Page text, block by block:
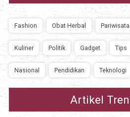
Fashion Obat Herbal Pariwisata
Kuliner Politik Gadget Tips
Nasional Pendidikan Teknologi
Artikel